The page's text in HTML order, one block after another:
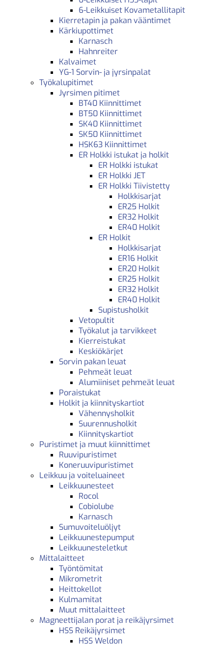
6-Leikkuiset Kovametallitapit
Kierretapin ja pakan vääntimet
Kärkiupottimet
Karnasch
Hahnreiter
Kalvaimet
YG-1 Sorvin- ja jyrsinpalat
Työkalupitimet
Jyrsimen pitimet
BT40 Kiinnittimet
BT50 Kiinnittimet
SK40 Kiinnittimet
SK50 Kiinnittimet
HSK63 Kiinnittimet
ER Holkki istukat ja holkit
ER Holkki istukat
ER Holkki JET
ER Holkki Tiivistetty
Holkkisarjat
ER25 Holkit
ER32 Holkit
ER40 Holkit
ER Holkit
Holkkisarjat
ER16 Holkit
ER20 Holkit
ER25 Holkit
ER32 Holkit
ER40 Holkit
Supistusholkit
Vetopultit
Työkalut ja tarvikkeet
Kierreistukat
Keskiökärjet
Sorvin pakan leuat
Pehmeät leuat
Alumiiniset pehmeät leuat
Poraistukat
Holkit ja kiinnityskartiot
Vähennysholkit
Suurennusholkit
Kiinnityskartiot
Puristimet ja muut kiinnittimet
Ruuvipuristimet
Koneruuvipuristimet
Leikkuu ja voiteluaineet
Leikkuunesteet
Rocol
Cobiolube
Karnasch
Sumuvoiteluöljyt
Leikkuunestepumput
Leikkuunesteletkut
Mittalaitteet
Työntömitat
Mikrometrit
Heittokellot
Kulmamitat
Muut mittalaitteet
Magneettijalan porat ja reikäjyrsimet
HSS Reikäjyrsimet
HSS Weldon